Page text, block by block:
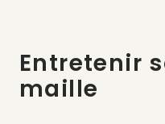
Entretenir
maille